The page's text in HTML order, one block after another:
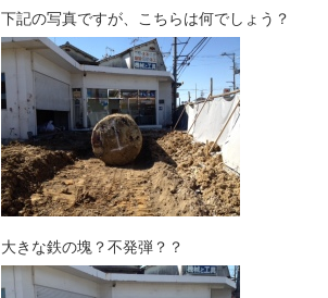
下記の写真ですが、こちらは何でしょう？
大きな鉄の塊？不発弾？？